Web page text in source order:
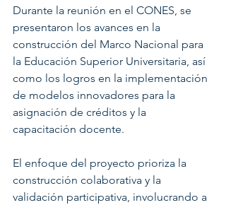
Durante la reunión en el CONES, se
presentaron los avances en la
construcción del Marco Nacional para
la Educación Superior Universitaria, así
como los logros en la implementación
de modelos innovadores para la
asignación de créditos y la
capacitación docente.
El enfoque del proyecto prioriza la
construcción colaborativa y la
validación participativa, involucrando a